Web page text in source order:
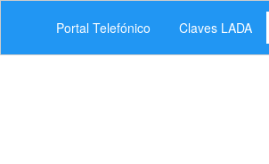
Portal Telefónico Claves LADA